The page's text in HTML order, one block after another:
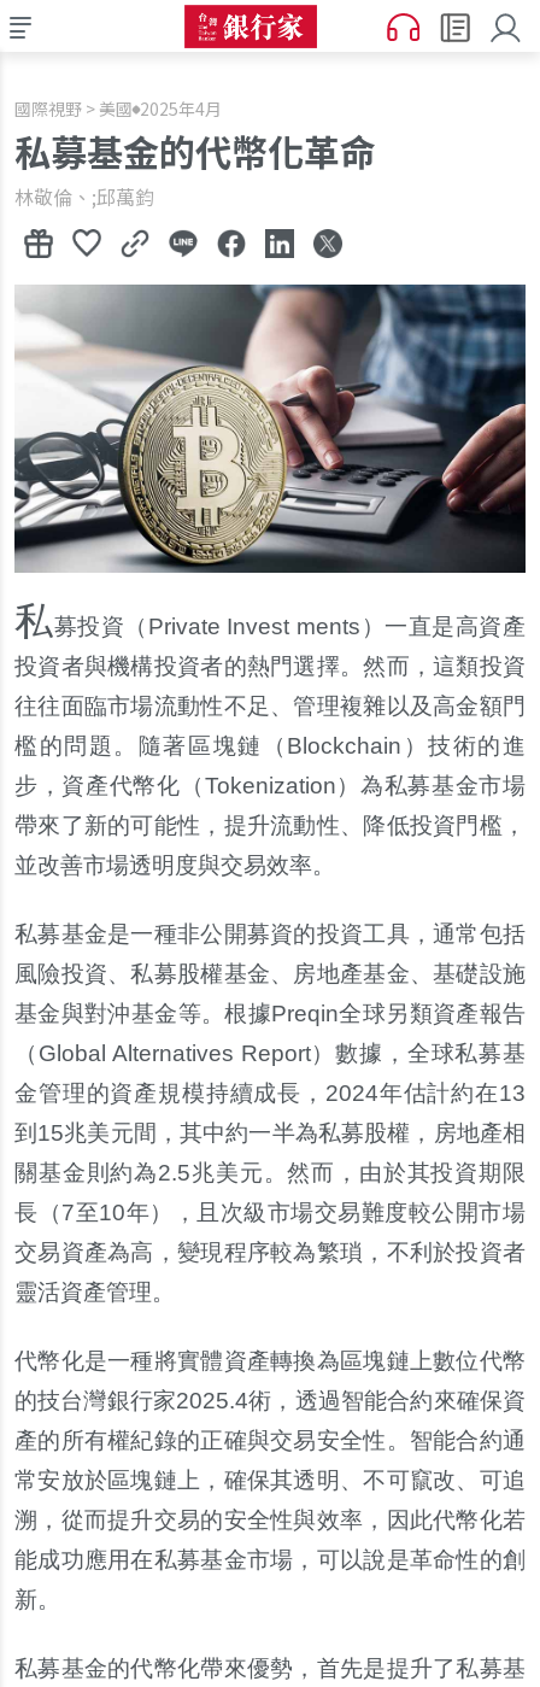
國際視野 > 美國 2025年4月
私募基金的代幣化革命
林敬倫、;邱萬鈞
私募投資（Private Invest ments）一直是高資產
投資者與機構投資者的熱門選擇。然而，這類投資
往往面臨市場流動性不足、管理複雜以及高金額門
檻的問題。隨著區塊鏈（Blockchain）技術的進
步，資產代幣化（Tokenization）為私募基金市場
帶來了新的可能性，提升流動性、降低投資門檻，
並改善市場透明度與交易效率。
私募基金是一種非公開募資的投資工具，通常包括
風險投資、私募股權基金、房地產基金、基礎設施
基金與對沖基金等。根據Preqin全球另類資產報告
（Global Alternatives Report）數據，全球私募基
金管理的資產規模持續成長，2024年估計約在13
到15兆美元間，其中約一半為私募股權，房地產相
關基金則約為2.5兆美元。然而，由於其投資期限
長（7至10年），且次級市場交易難度較公開市場
交易資產為高，變現程序較為繁瑣，不利於投資者
靈活資產管理。
代幣化是一種將實體資產轉換為區塊鏈上數位代幣
的技台灣銀行家2025.4術，透過智能合約來確保資
產的所有權紀錄的正確與交易安全性。智能合約通
常安放於區塊鏈上，確保其透明、不可竄改、可追
溯，從而提升交易的安全性與效率，因此代幣化若
能成功應用在私募基金市場，可以說是革命性的創
新。
私募基金的代幣化帶來優勢，首先是提升了私募基